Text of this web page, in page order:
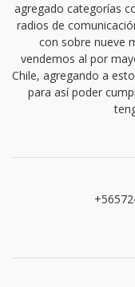
agregado categorías
radios de
con sobre nueve
vendemos al por
Chile, agregando a
para así poder